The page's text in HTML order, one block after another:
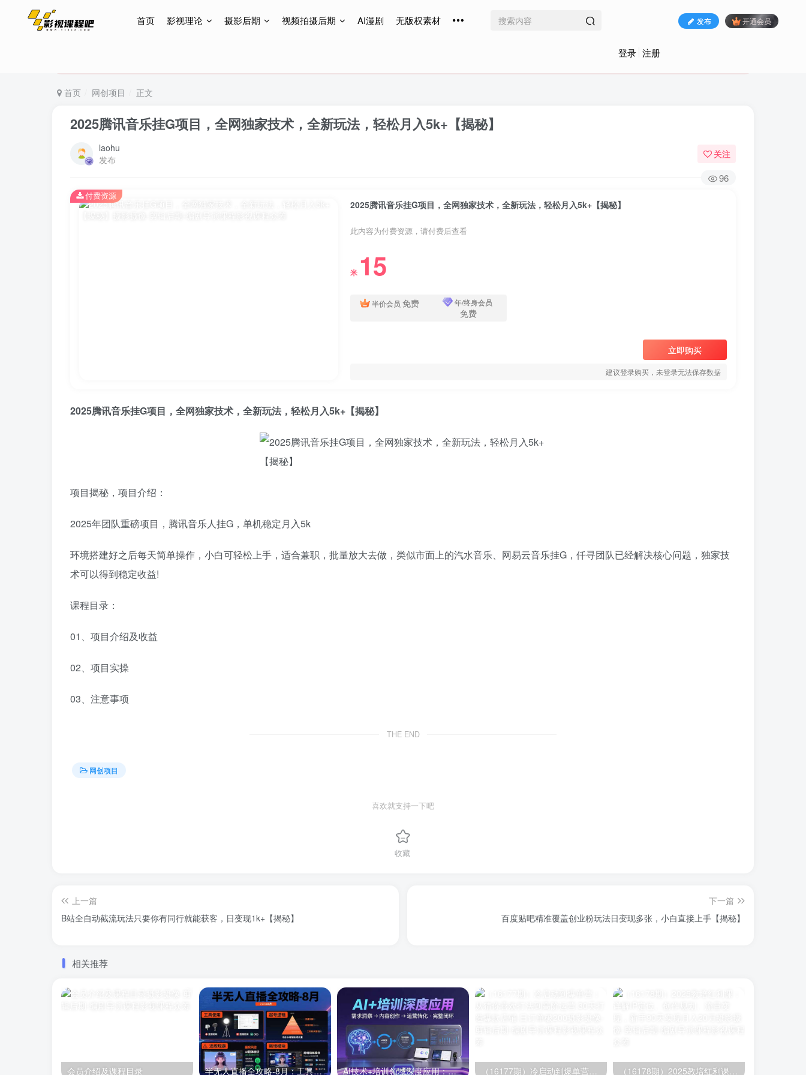
首页 影视理论 摄影后期 视频拍摄后期 AI漫剧 无版权素材 发布 开通会员
登录 注册
特惠终身会员299元，网站所有内容都可观看，终身免费更新
首页 网创项目 正文
2025腾讯音乐挂G项目，全网独家技术，全新玩法，轻松月入5k+【揭秘】
laohu
发布
关注
96
2025腾讯音乐挂G项目，全网独家技术，全新玩法，轻松月入5k+【揭秘】
此内容为付费资源，请付费后查看
米 15
半价会员 免费 年/终身会员
免费
立即购买
建议登录购买，未登录无法保存数据
付费资源
2025腾讯音乐挂G项目，全网独家技术，全新玩法，轻松月入5k+【揭秘】
项目揭秘，项目介绍：
2025年团队重磅项目，腾讯音乐人挂G，单机稳定月入5k
环境搭建好之后每天简单操作，小白可轻松上手，适合兼职，批量放大去做，类似市面上的汽水音乐、网易云音乐挂G，仟寻团队已经解决核心问题，独家技
术可以得到稳定收益!
课程目录：
01、项目介绍及收益
02、项目实操
03、注意事项
THE END
网创项目
喜欢就支持一下吧
收藏
上一篇
B站全自动截流玩法只要你有同行就能获客，日变现1k+【揭秘】
下一篇
百度贴吧精准覆盖创业粉玩法日变现多张，小白直接上手【揭秘】
相关推荐
会员介绍及课程目录 半无人直播全攻略-8月：工具使用+起号逻辑+违规规避,新增AI超体与跨境模块 AI技术+培训领域深度应用：需求洞察-内容创作-运营转化 的完整闭环 （16177期）冷启动到爆单营：从猜你喜欢打法到高阶运营,30天打造爆款店铺,日订单破200 （16178期）2025教培红利课：详解IP定位、创作规划、流量变现，新手90天实现月入20万